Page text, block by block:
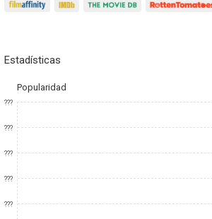
Estadísticas
Popularidad
???
???
???
???
???